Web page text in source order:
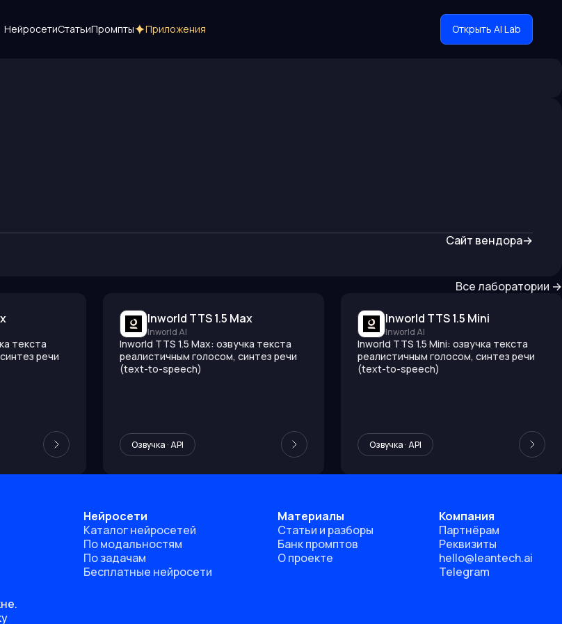
НейросетиСтатьиПромпты Приложения Открыть AI Lab
Сайт вендора→
Все лаборатории →
текста
речи
Inworld TTS 1.5 Max
Inworld AI
Inworld TTS 1.5 Max: озвучка текста
реалистичным голосом, синтез речи
(text-to-speech)
Озвучка · API
Inworld TTS 1.5 Mini
Inworld AI
Inworld TTS 1.5 Mini: озвучка текста
реалистичным голосом, синтез речи
(text-to-speech)
Озвучка · API
Нейросети
Каталог нейросетей
По модальностям
По задачам
Бесплатные нейросети
Материалы
Статьи и разборы
Банк промптов
О проекте
Компания
Партнёрам
Реквизиты
hello@leantech.ai
Telegram